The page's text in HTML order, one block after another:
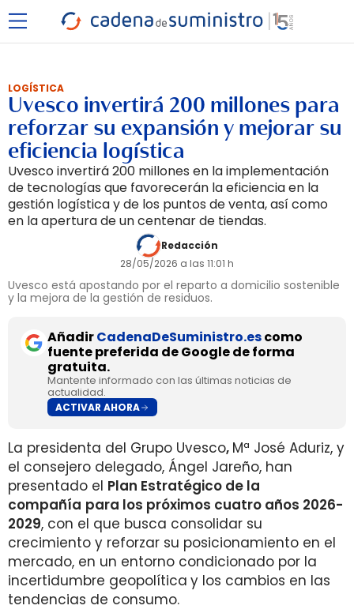
LOGÍSTICA
Uvesco invertirá 200 millones para
reforzar su expansión y mejorar su
eficiencia logística
Uvesco invertirá 200 millones en la implementación
de tecnologías que favorecerán la eficiencia en la
gestión logística y de los puntos de venta, así como
en la apertura de un centenar de tiendas.
Redacción
28/05/2026 a las 11:01 h
Uvesco está apostando por el reparto a domicilio sostenible
y la mejora de la gestión de residuos.
AñadirCadenaDeSuministro.escomo
fuente preferida de Google de forma
gratuita.
Mantente informado con las últimas noticias de
actualidad.
ACTIVAR AHORA
La presidenta del Grupo Uvesco, Mª José Aduriz, y
el consejero delegado, Ángel Jareño, han
presentado el Plan Estratégico de la
compañía para los próximos cuatro años 2026-
2029, con el que busca consolidar su
crecimiento y reforzar su posicionamiento en el
mercado, en un entorno condicionado por la
incertidumbre geopolítica y los cambios en las
tendencias de consumo.